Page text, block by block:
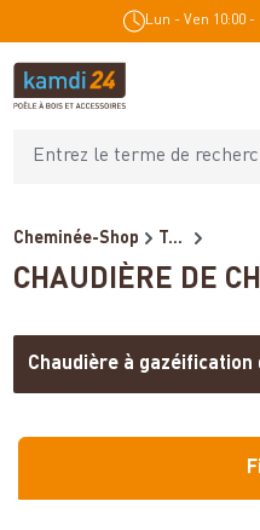
principal Lun - Ven 10:00 -
Cheminée-Shop Technique de chauffage
CHAUDIÈRE DE
Chaudière à gazéification